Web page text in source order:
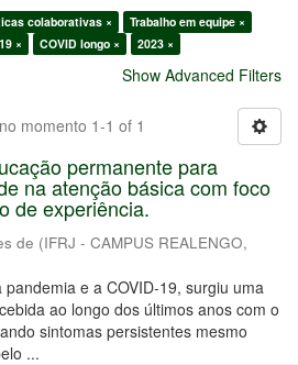
colaborativas ×
Trabalho em equipe ×
× COVID longo × 2023 ×
Show Advanced Filters
momento 1-1 of 1
permanente para
na atenção básica com foco
de experiência.
de (IFRJ - CAMPUS REALENGO,
e a COVID-19, surgiu uma
ao longo dos últimos anos com o
sintomas persistentes mesmo
...